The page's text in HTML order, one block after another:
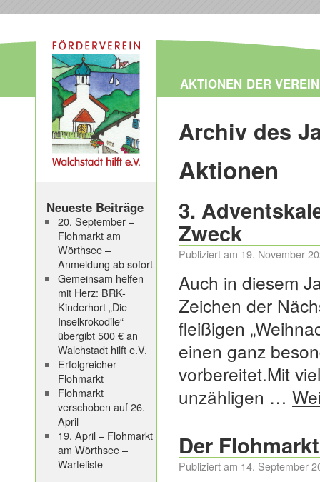
AKTIONEN DER VEREIN
Archiv des
Aktionen
3.
Zweck
Publiziert am 19. November
Auch in diesem
Zeichen der
fleißigen
einen ganz
vorbereitet.Mit
unzähligen …
Der
Publiziert am 14. September
Neueste Beiträge
20. September –
Flohmarkt am
Wörthsee –
Anmeldung ab sofort
Gemeinsam helfen
mit Herz: BRK-
Kinderhort „Die
Inselkrokodile“
übergibt 500 € an
Walchstadt hilft e.V.
Erfolgreicher
Flohmarkt
Flohmarkt
verschoben auf 26.
April
19. April – Flohmarkt
am Wörthsee –
Warteliste